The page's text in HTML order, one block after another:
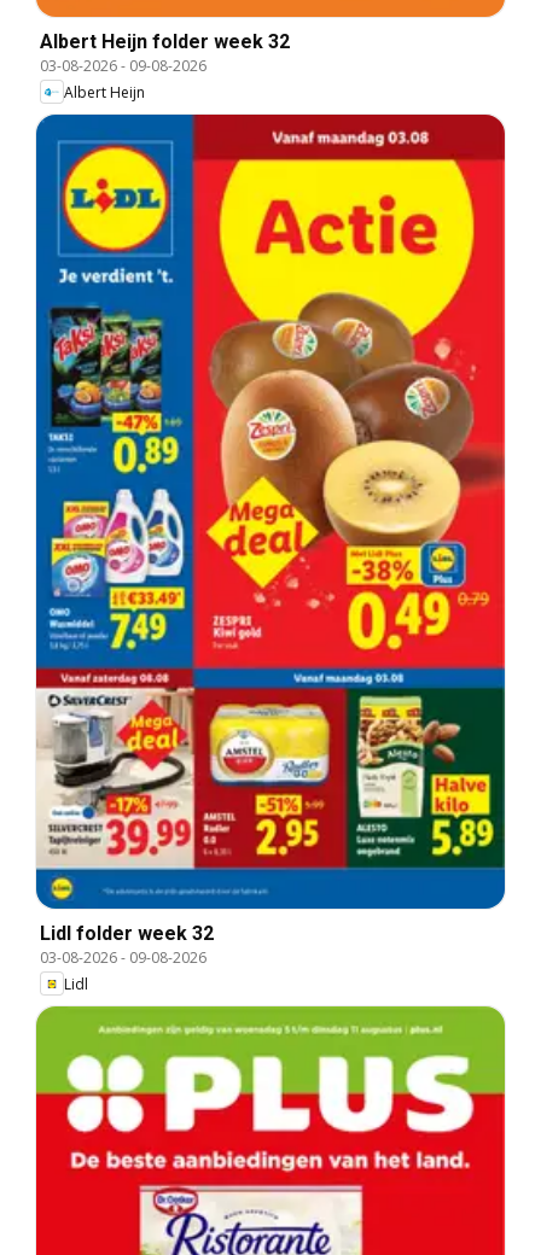
Albert Heijn folder week 32
03-08-2026- 09-08-2026
Albert Heijn
Lidl folder week 32
03-08-2026- 09-08-2026
Lidl